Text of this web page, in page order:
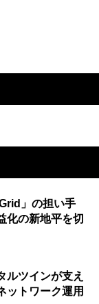
」の担い手
の新地平を切
ルツインが支え
ットワーク運用